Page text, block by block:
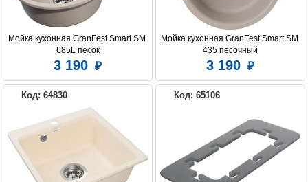
Мойка кухонная GranFest Smart SM
685L песок
3 190
Мойка кухонная GranFest Smart SM
435 песочный
3 190
Код: 64830 Код: 65106